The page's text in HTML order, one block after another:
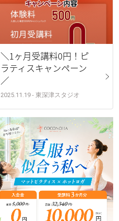
＼1ヶ月受講料0円！ピ
ラティスキャンペーン
／
2025.11.19 - 東深津スタジオ